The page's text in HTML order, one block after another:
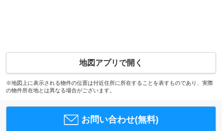
地図アプリで開く
※地図上に表示される物件の位置は付近住所に所在することを表すものであり、実際
の物件所在地とは異なる場合がございます。
お問い合わせ(無料)